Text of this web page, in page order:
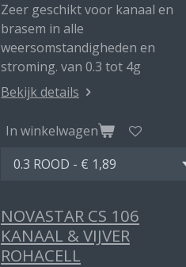
Zeer geschikt voor kanaal en
brasem in alle
weersomstandigheden en
stroming. van 0.3 tot 4g
Bekijk details
In winkelwagen
NOVASTAR CS 106
KANAAL & VIJVER
ROHACELL